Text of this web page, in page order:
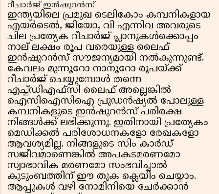
റീചാർജ് ഇൻഷുറൻസ്
ഇന്ത്യയിലെ പ്രമുഖ ടെലികോം കമ്പനികളായ
എയർടെൽ, ജിയോ, വി എന്നിവ അവരുടെ
ചില പ്രത്യേക റീചാർജ് പ്ലാനുകൾക്കൊപ്പം
നാല് ലക്ഷം രൂപ വരെയുള്ള ലൈഫ്
ഇൻഷുറൻസ് സൗജന്യമായി നൽകുന്നുണ്ട്.
കേവലം മുന്നൂറോ നാനൂറോ രൂപയ്ക്ക്
റീചാർജ് ചെയ്യുമ്പോൾ തന്നെ
എച്ച്ഡിഎഫ്സി ലൈഫ് അല്ലെങ്കിൽ
ഐസിഐസിഐ പ്രുഡൻഷ്യൽ പോലുള്ള
കമ്പനികളുടെ ഇൻഷുറൻസ് പരിരക്ഷ
നിങ്ങൾക്ക് ലഭിക്കുന്നു. ഇതിനായി പ്രത്യേകം
മെഡിക്കൽ പരിശോധനകളോ രേഖകളോ
ആവശ്യമില്ല. നിങ്ങളുടെ സിം കാർഡ്
സജീവമാണെങ്കിൽ അപകടമരണമോ
സ്വാഭാവിക മരണമോ സംഭവിച്ചാൽ
കുടുംബത്തിന് ഈ തുക ക്ലെയിം ചെയ്യാം.
ആപ്പുകൾ വഴി നോമിനിയെ ചേർക്കാൻ